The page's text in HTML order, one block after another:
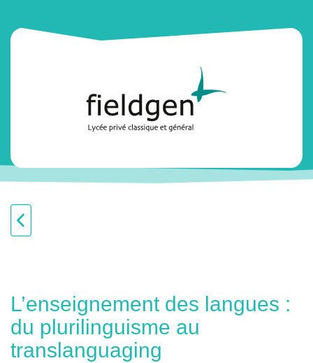
L’enseignement des langues :
du plurilinguisme au
translanguaging